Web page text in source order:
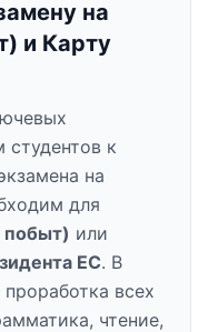
на
и Карту
к
на
для
или
ЕС. В
всех
чтение,